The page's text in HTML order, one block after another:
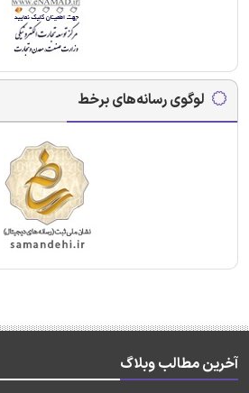
لوگوی رسانه‌های برخط
آخرین مطالب وبلاگ